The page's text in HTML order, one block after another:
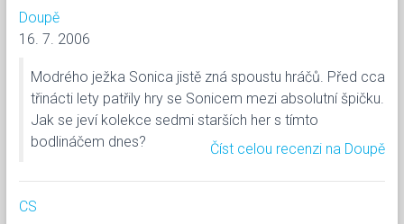
Doupě
16. 7. 2006
Modrého ježka Sonica jistě zná spoustu hráčů. Před cca
třinácti lety patřily hry se Sonicem mezi absolutní špičku.
Jak se jeví kolekce sedmi starších her s tímto
bodlináčem dnes?
Číst celou recenzi na Doupě
CS